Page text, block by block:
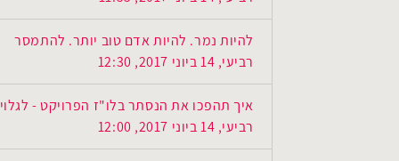
להיות נמר. להיות אדם טוב יותר. להתמסר
רביעי, 14 ביוני 2017, 12:30
איך תהפכו את הנסתר בלו"ז הפרויקט -
רביעי, 14 ביוני 2017, 12:00